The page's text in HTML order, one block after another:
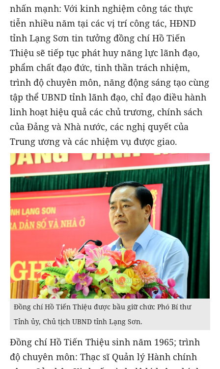
nhấn mạnh: Với kinh nghiệm công tác thực
tiễn nhiều năm tại các vị trí công tác, HĐND
tỉnh Lạng Sơn tin tưởng đồng chí Hồ Tiến
Thiệu sẽ tiếp tục phát huy năng lực lãnh đạo,
phẩm chất đạo đức, tinh thần trách nhiệm,
trình độ chuyên môn, năng động sáng tạo cùng
tập thể UBND tỉnh lãnh đạo, chỉ đạo điều hành
linh hoạt hiệu quả các chủ trương, chính sách
của Đảng và Nhà nước, các nghị quyết của
Trung ương và các nhiệm vụ được giao.
Đồng chí Hồ Tiến Thiệu được bầu giữ chức Phó Bí thư
Tỉnh ủy, Chủ tịch UBND tỉnh Lạng Sơn.
Đồng chí Hồ Tiến Thiệu sinh năm 1965; trình
độ chuyên môn: Thạc sĩ Quản lý Hành chính